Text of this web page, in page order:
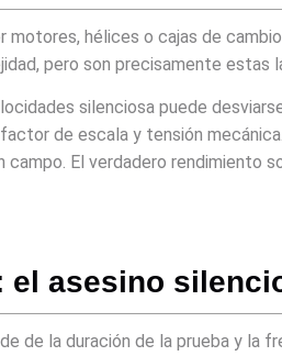
hélices o cajas de
pero son precisamente estas
silenciosa puede
de escala y tensión
El verdadero rendimiento
el asesino
de la duración de la prueba y la